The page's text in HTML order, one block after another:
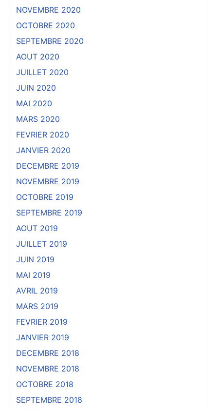
NOVEMBRE 2020
OCTOBRE 2020
SEPTEMBRE 2020
AOUT 2020
JUILLET 2020
JUIN 2020
MAI 2020
MARS 2020
FEVRIER 2020
JANVIER 2020
DECEMBRE 2019
NOVEMBRE 2019
OCTOBRE 2019
SEPTEMBRE 2019
AOUT 2019
JUILLET 2019
JUIN 2019
MAI 2019
AVRIL 2019
MARS 2019
FEVRIER 2019
JANVIER 2019
DECEMBRE 2018
NOVEMBRE 2018
OCTOBRE 2018
SEPTEMBRE 2018